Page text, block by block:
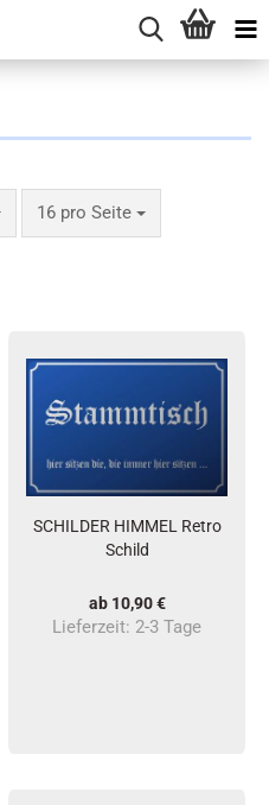
16 pro Seite
SCHILDER HIMMEL Retro
Schild
ab 10,90 €
Lieferzeit: 2-3 Tage